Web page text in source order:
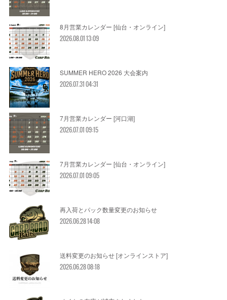
8月営業カレンダー [仙台・オンライン]
2026.08.01 13:09
SUMMER HERO 2026 大会案内
2026.07.31 04:31
7月営業カレンダー [河口湖]
2026.07.01 09:15
7月営業カレンダー [仙台・オンライン]
2026.07.01 09:05
再入荷とパック数量変更のお知らせ
2026.06.28 14:08
送料変更のお知らせ [オンラインストア]
2026.06.28 08:18